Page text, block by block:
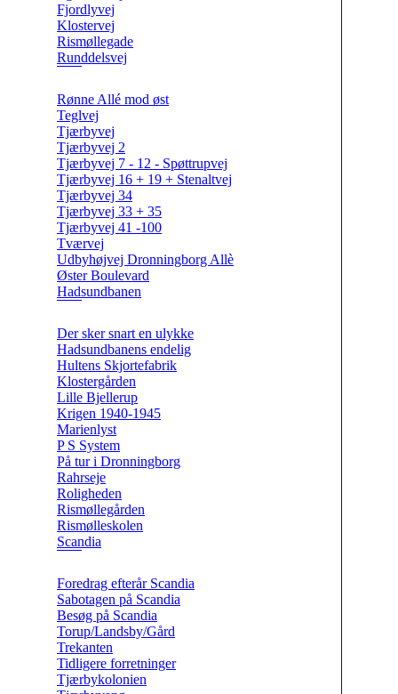
Fjordlyvej
Klostervej
Rismøllegade
Runddelsvej
Rønne Allé mod øst
Teglvej
Tjærbyvej
Tjærbyvej 2
Tjærbyvej 7 - 12 - Spøttrupvej
Tjærbyvej 16 + 19 + Stenaltvej
Tjærbyvej 34
Tjærbyvej 33 + 35
Tjærbyvej 41 -100
Tværvej
Udbyhøjvej Dronningborg Allè
Øster Boulevard
Hadsundbanen
Der sker snart en ulykke
Hadsundbanens endelig
Hultens Skjortefabrik
Klostergården
Lille Bjellerup
Krigen 1940-1945
Marienlyst
P S System
På tur i Dronningborg
Rahrseje
Roligheden
Rismøllegården
Rismølleskolen
Scandia
Foredrag efterår Scandia
Sabotagen på Scandia
Besøg på Scandia
Torup/Landsby/Gård
Trekanten
Tidligere forretninger
Tjærbykolonien